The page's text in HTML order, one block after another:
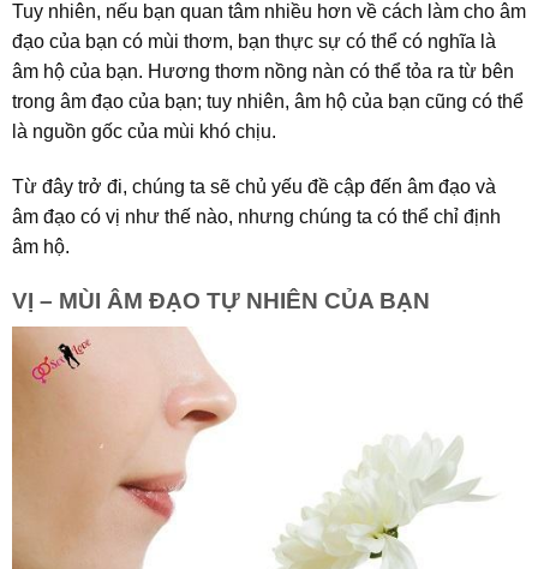
Tuy nhiên, nếu bạn quan tâm nhiều hơn về cách làm cho âm
đạo của bạn có mùi thơm, bạn thực sự có thể có nghĩa là
âm hộ của bạn. Hương thơm nồng nàn có thể tỏa ra từ bên
trong âm đạo của bạn; tuy nhiên, âm hộ của bạn cũng có thể
là nguồn gốc của mùi khó chịu.
Từ đây trở đi, chúng ta sẽ chủ yếu đề cập đến âm đạo và
âm đạo có vị như thế nào, nhưng chúng ta có thể chỉ định
âm hộ.
VỊ – MÙI ÂM ĐẠO TỰ NHIÊN CỦA BẠN